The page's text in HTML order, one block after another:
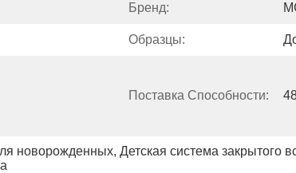
Бренд:
Образцы:
Поставка Способности:
новорожденных, Детская система закрытого